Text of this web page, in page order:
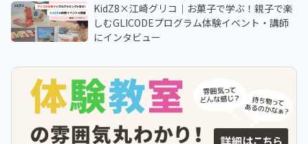
KidZ8×江崎グリコ｜お菓子で学ぶ！親子で楽
しむGLICODEプログラム体験イベント・講師
にインタビュー